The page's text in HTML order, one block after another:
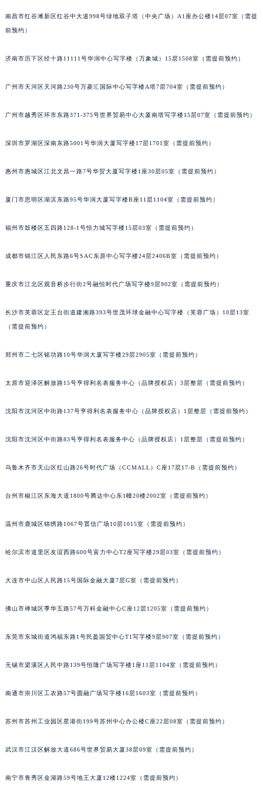
南昌市红谷滩新区红谷中大道998号绿地双子塔（中央广场）A1座办公楼14层07室（需提
前预约）
济南市历下区经十路11111号华润中心写字楼（万象城）15层1508室（需提前预约）
广州市天河区天河路230号万菱汇国际中心写字楼A塔7层704室（需提前预约）
广州市越秀区环市东路371-375号世界贸易中心大厦南塔写字楼15层07室（需提前预约）
深圳市罗湖区深南东路5001号华润大厦写字楼17层1701室（需提前预约）
惠州市惠城区江北文昌一路7号华贸大厦写字楼1座30层05室（需提前预约）
厦门市思明区湖滨东路95号华润大厦写字楼B座11层1104室（需提前预约）
福州市鼓楼区五四路128-1号恒力城写字楼15层03室（需提前预约）
成都市锦江区人民东路6号SAC东原中心写字楼24层2406B室（需提前预约）
重庆市江北区观音桥步行街2号融恒时代广场写字楼9层902室（需提前预约）
长沙市芙蓉区定王台街道建湘路393号世茂环球金融中心写字楼（芙蓉广场）10层13室
（需提前预约）
郑州市二七区铭功路10号华润大厦写字楼29层2905室（需提前预约）
太原市迎泽区解放路15号亨得利名表服务中心（品牌授权店）3层整层（需提前预约）
沈阳市沈河区中街路137号亨得利名表服务中心（品牌授权店）1层整层（需提前预约）
沈阳市沈河区中街路83号亨得利名表服务中心（品牌授权店）1层整层（需提前预约）
乌鲁木齐市天山区红山路26号时代广场（CCMALL）C座17层17-B（需提前预约）
台州市椒江区东海大道1800号腾达中心东1幢20楼2002室（需提前预约）
温州市鹿城区锦绣路1067号置信广场10层1015室（需提前预约）
哈尔滨市道里区友谊西路600号富力中心T2座写字楼29层03室（需提前预约）
大连市中山区人民路15号国际金融大厦7层G室（需提前预约）
佛山市禅城区季华五路57号万科金融中心C座12层1205室（需提前预约）
东莞市东城街道鸿福东路1号民盈国贸中心T1写字楼9层907室（需提前预约）
无锡市梁溪区人民中路139号恒隆广场写字楼1座11层1104室（需提前预约）
南通市崇川区工农路57号圆融广场写字楼16层1603室（需提前预约）
苏州市苏州工业园区星港街199号苏州中心办公楼C座22层08室（需提前预约）
武汉市江汉区解放大道686号世界贸易大厦38层09室（需提前预约）
南宁市青秀区金湖路59号地王大厦12楼1224室（需提前预约）